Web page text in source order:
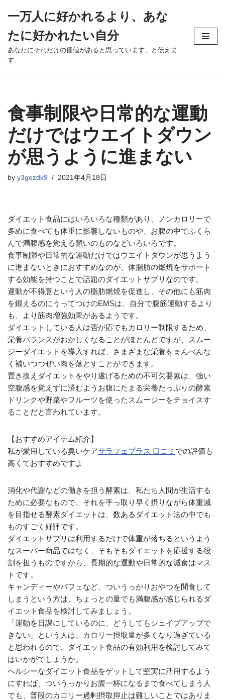
to
content
一万人に好かれるより、あな
たに好かれたい自分
あなたにそれだけの価値があると思っています、と伝えま
す
食事制限や日常的な運動
だけではウエイトダウン
が思うように進まない
by y3gezdk9 2021年4月18日
ダイエット食品にはいろいろな種類があり、ノンカロリーで
多めに食べても体重に影響しないものや、お腹の中でふくら
んで満腹感を覚える類いのものなどいろいろです。
食事制限や日常的な運動だけではウエイトダウンが思うよう
に進まないときにおすすめなのが、体脂肪の燃焼をサポート
する効能を持つことで話題のダイエットサプリなのです。
運動が不得意という人の脂肪燃焼を促進し、その他にも筋肉
を鍛えるのにうってつけのEMSは、自分で腹筋運動するより
も、より筋肉増強効果があるようです。
ダイエットしている人は否が応でもカロリー制限するため、
栄養バランスがおかしくなることがほとんどですが、スムー
ジーダイエットを導入すれば、さまざまな栄養をまんべんな
く補いつつぜい肉を落とすことができます。
置き換えダイエットをやり遂げるための不可欠要素は、強い
空腹感を覚えずに済むようお腹にたまる栄養たっぷりの酵素
ドリンクや野菜やフルーツを使ったスムージーをチョイスす
ることだと言われています。
【おすすめアイテム紹介】
私が愛用している臭いケアサラフェプラス 口コミ での評価も
高くておすすめですよ
消化や代謝などの働きを担う酵素は、私たち人間が生活する
ために必要なもので、それを手っ取り早く摂りながら体重減
を目指せる酵素ダイエットは、数あるダイエット法の中でも
ものすごく好評です。
ダイエットサプリは利用するだけで体重が落ちるというよう
なスーパー商品ではなく、そもそもダイエットを応援する役
割を担うものですから、長期的な運動や日常的な減食はマス
トです。
キャンディーやパフェなど、ついうっかりおやつを間食して
しまうという方は、ちょっとの量でも満腹感が感じられるダ
イエット食品を検討してみましょう。
「運動を日課にしているのに、どうしてもシェイプアップで
きない」という人は、カロリー摂取量が多くなり過ぎている
と思われるので、ダイエット食品の有効利用を検討してみて
はいかがでしょうか。
ヘルシーなダイエット食品をゲットして堅実に活用するよう
にすれば、ついうっかりお腹一杯になるまで食べてしまう人
でも、普段のカロリー過剰摂取抑止は難しいことではありま